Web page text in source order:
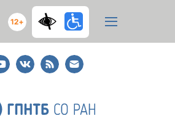
12+
ВКонтакте
RSS
E-
mail
подписка